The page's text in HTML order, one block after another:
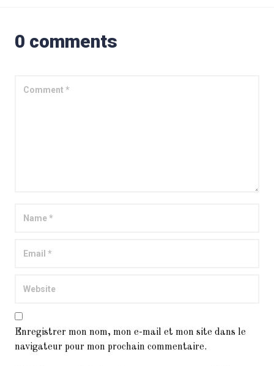
0 comments
Enregistrer mon nom, mon e-mail et mon site dans le
navigateur pour mon prochain commentaire.